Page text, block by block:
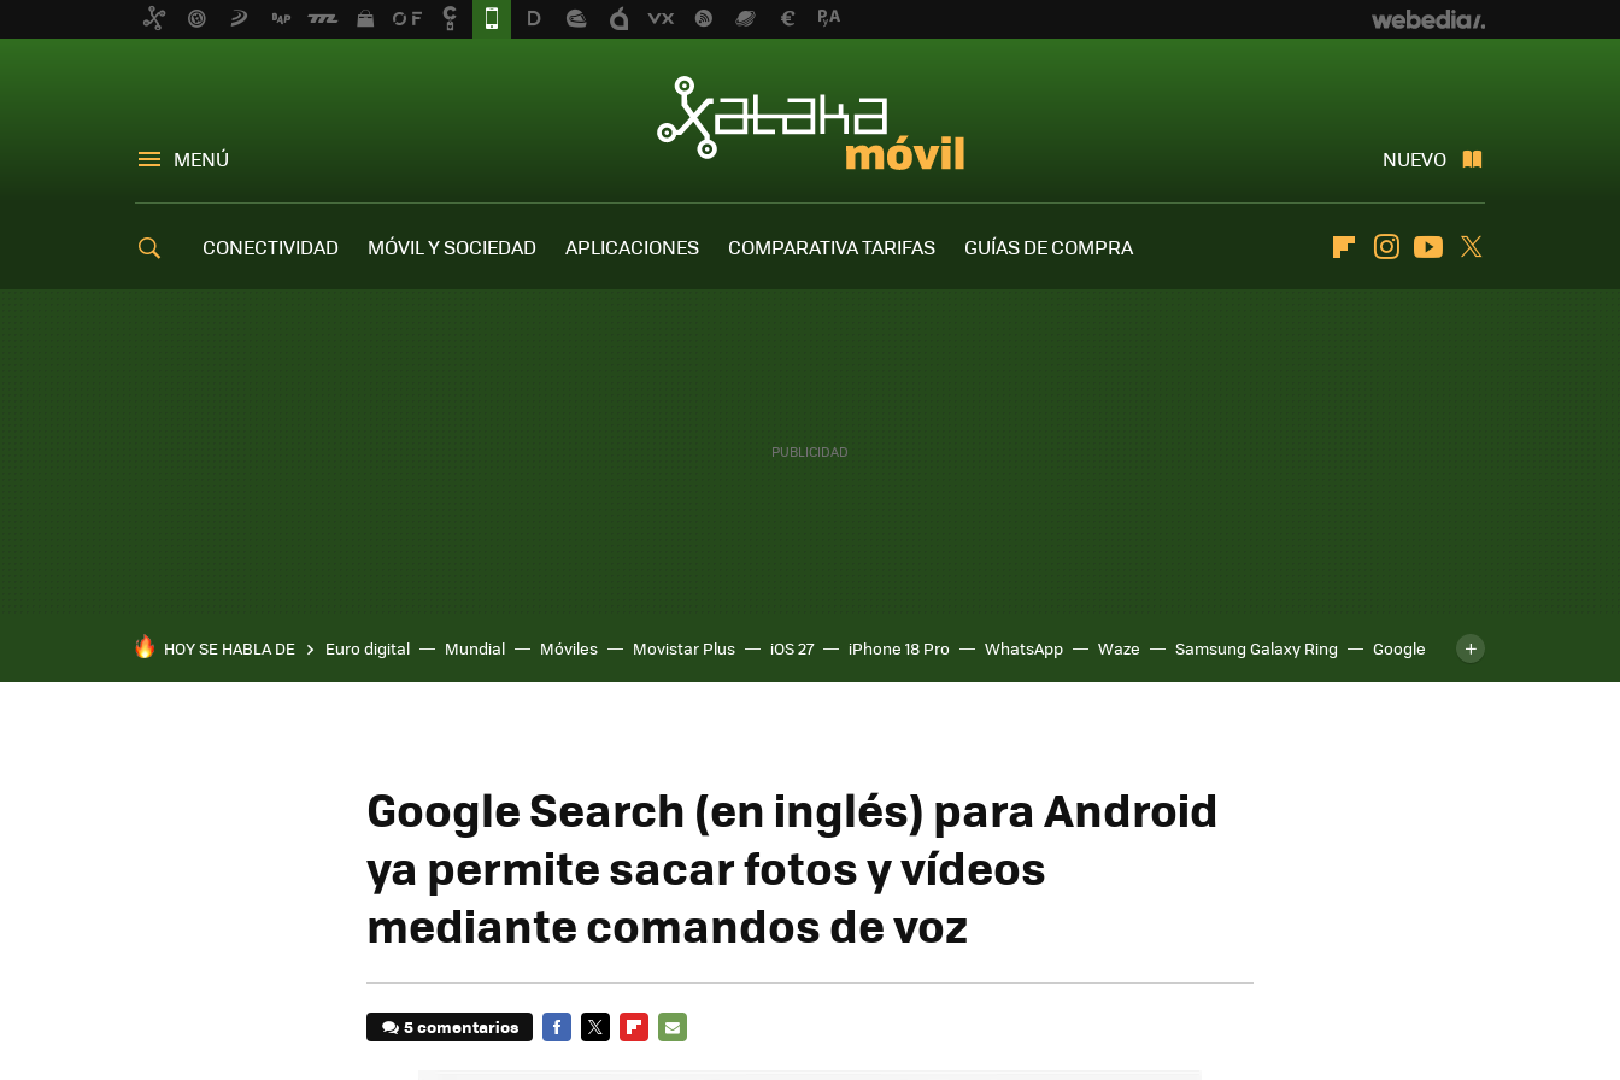
MENÚ NUEVO
CONECTIVIDAD MÓVIL Y SOCIEDAD APLICACIONES COMPARATIVA TARIFAS
GUÍAS DE COMPRA
FlipboardInstagramYoutube
HOY SE HABLA DE Euro digital Mundial Móviles Movistar Plus iOS 27 iPhone 18 Pro WhatsApp Waze Samsung Galaxy Ring
Google
Pixel 10a
Google Search (en inglés) para Android
ya permite sacar fotos y vídeos
mediante comandos de voz
5 comentarios